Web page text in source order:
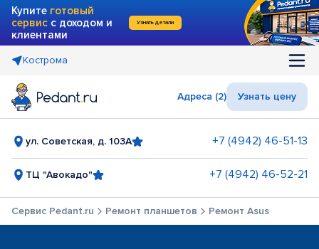
Купите готовый
сервис с доходом и
клиентами
Узнать детали
Кострома
Адреса (2) Узнать цену
ул. Советская, д. 103А +7 (4942) 46-51-13
ТЦ "Авокадо" +7 (4942) 46-52-21
Сервис Pedant.ru Ремонт планшетов Ремонт Asus